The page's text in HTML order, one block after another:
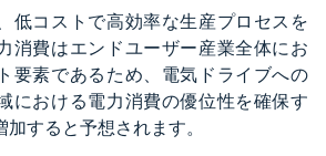
低コストで高効率な生産プロセスを
消費はエンドユーザー産業全体にお
要素であるため、電気ドライブへの
における電力消費の優位性を確保す
すると予想されます。